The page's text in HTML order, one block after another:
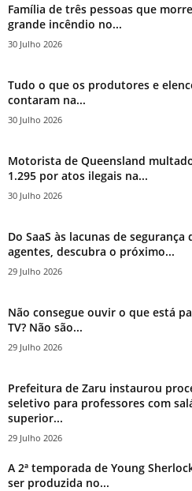
Família de três pessoas que
grande incêndio no...
30 Julho 2026
Tudo o que os produtores e
contaram na...
30 Julho 2026
Motorista de Queensland
1.295 por atos ilegais na...
30 Julho 2026
Do SaaS às lacunas de segurança
agentes, descubra o próximo...
29 Julho 2026
Não consegue ouvir o que está
TV? Não são...
29 Julho 2026
Prefeitura de Zaru instaurou
seletivo para professores com
superior...
29 Julho 2026
A 2ª temporada de Young
ser produzida no...